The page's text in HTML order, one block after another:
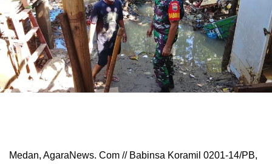
Medan, AgaraNews. Com // Babinsa Koramil 0201-14/PB,